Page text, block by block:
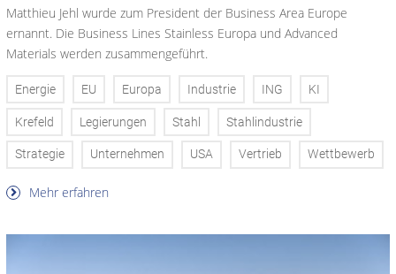
Matthieu Jehl wurde zum President der Business Area Europe
ernannt. Die Business Lines Stainless Europa und Advanced
Materials werden zusammengeführt.
Energie EU Europa Industrie ING KI
Krefeld Legierungen Stahl Stahlindustrie
Strategie Unternehmen USA Vertrieb Wettbewerb
Mehr erfahren